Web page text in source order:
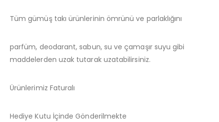
Tüm gümüş takı ürünlerinin ömrünü ve parlaklığını
parfüm, deodarant, sabun, su ve çamaşır suyu gibi
maddelerden uzak tutarak uzatabilirsiniz.
Ürünlerimiz Faturalı
Hediye Kutu İçinde Gönderilmekte